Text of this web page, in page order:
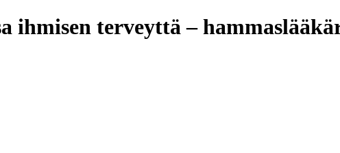
ihmisen terveyttä –